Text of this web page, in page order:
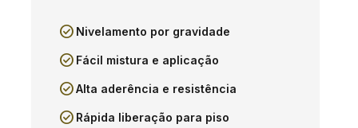
check_circle Nivelamento por gravidade
check_circle Fácil mistura e aplicação
check_circleAlta aderência e resistência
check_circle Rápida liberação para piso